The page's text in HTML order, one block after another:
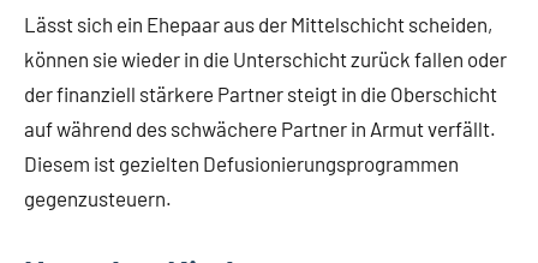
Lässt sich ein Ehepaar aus der Mittelschicht scheiden,
können sie wieder in die Unterschicht zurück fallen oder
der finanziell stärkere Partner steigt in die Oberschicht
auf während des schwächere Partner in Armut verfällt.
Diesem ist gezielten Defusionierungsprogrammen
gegenzusteuern.